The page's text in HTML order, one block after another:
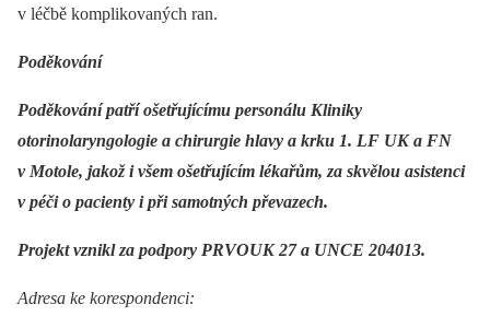
v léčbě komplikovaných ran.
Poděkování
Poděkování patří ošetřujícímu personálu Kliniky
otorinolaryngologie a chirurgie hlavy a krku 1. LF UK a FN
v Motole, jakož i všem ošetřujícím lékařům, za skvělou asistenci
v péči o pacienty i při samotných převazech.
Projekt vznikl za podpory PRVOUK 27 a UNCE 204013.
Adresa ke korespondenci: